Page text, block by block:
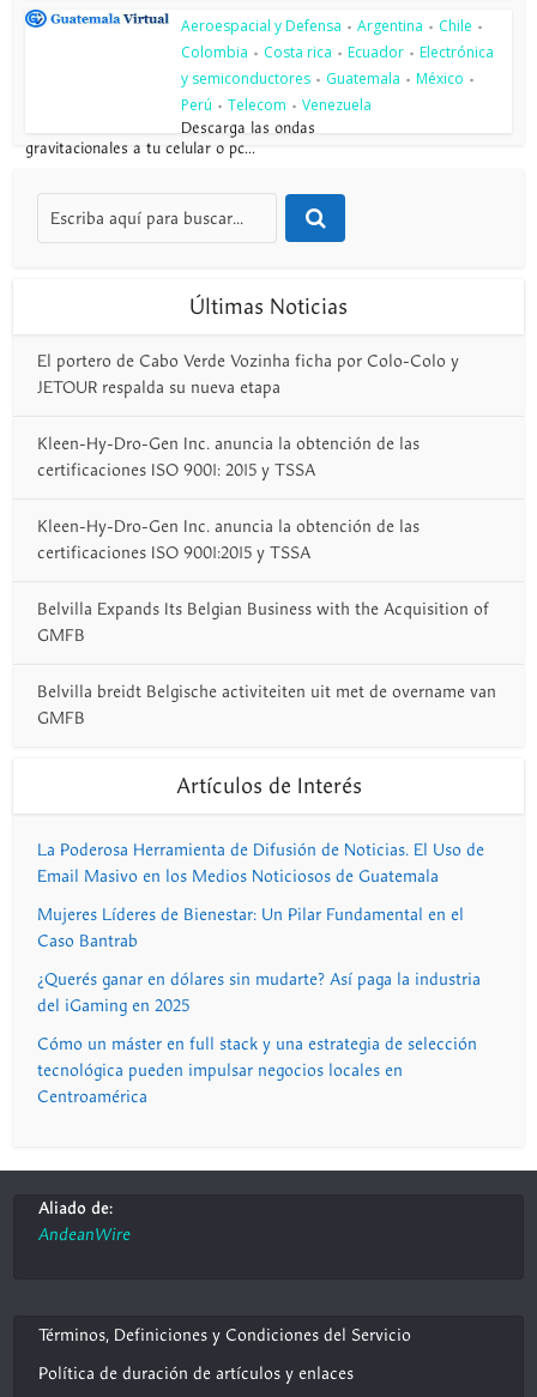
Aeroespacial y Defensa • Argentina • Chile •
Colombia • Costa rica • Ecuador • Electrónica
y semiconductores • Guatemala • México •
Perú • Telecom • Venezuela
Descarga las ondas
gravitacionales a tu celular o pc...
Últimas Noticias
El portero de Cabo Verde Vozinha ficha por Colo-Colo y
JETOUR respalda su nueva etapa
Kleen-Hy-Dro-Gen Inc. anuncia la obtención de las
certificaciones ISO 9001: 2015 y TSSA
Kleen-Hy-Dro-Gen Inc. anuncia la obtención de las
certificaciones ISO 9001:2015 y TSSA
Belvilla Expands Its Belgian Business with the Acquisition of
GMFB
Belvilla breidt Belgische activiteiten uit met de overname van
GMFB
Artículos de Interés
La Poderosa Herramienta de Difusión de Noticias. El Uso de
Email Masivo en los Medios Noticiosos de Guatemala
Mujeres Líderes de Bienestar: Un Pilar Fundamental en el
Caso Bantrab
¿Querés ganar en dólares sin mudarte? Así paga la industria
del iGaming en 2025
Cómo un máster en full stack y una estrategia de selección
tecnológica pueden impulsar negocios locales en
Centroamérica
Aliado de:
AndeanWire
Términos, Definiciones y Condiciones del Servicio
Política de duración de artículos y enlaces